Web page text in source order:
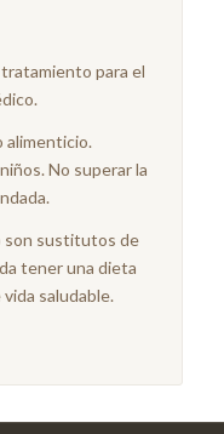
para el
alimenticio.
No superar la
son sustitutos de
tener una dieta
saludable.